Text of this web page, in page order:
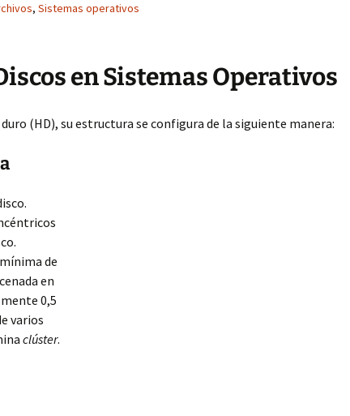
, Sistemas operativos
en Sistemas Operativos
(HD), su estructura se configura de la siguiente manera:
de
en
0,5
varios
clúster.